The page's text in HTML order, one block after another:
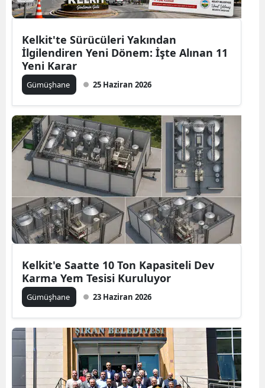
Gümüşhane
Hakkari
Hatay
Isparta
Mersin
İstanbul
İzmir
Kars
Kastamonu
Kayseri
Kırşehir
Kocaeli
Konya
Kütahya
Malatya
Kelkit'te Sürücüleri Yakından
İlgilendiren Yeni Dönem: İşte Alınan 11
Yeni Karar
Gümüşhane 25 Haziran 2026
Kelkit'e Saatte 10 Ton Kapasiteli Dev
Karma Yem Tesisi Kuruluyor
Gümüşhane 23 Haziran 2026